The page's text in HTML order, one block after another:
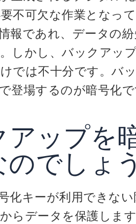
不可欠な作業となっ
報であれ、データの
しかし、バックアッ
では不十分です。バ
登場するのが暗号化で
ップを
でしょ
化キーが利用できな
らデータを保護しま